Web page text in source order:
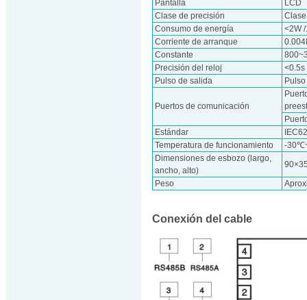
Pantalla
LCD
Clase de precisión
Consumo de energía
<2W
Corriente de arranque
Constante
Precisión del reloj
Pulso de salida
Puertos de comunicación
Estándar
Temperatura de funcionamiento
-
Dimensiones de esbozo (largo,
ancho, alto)
Peso
Conexión del cable